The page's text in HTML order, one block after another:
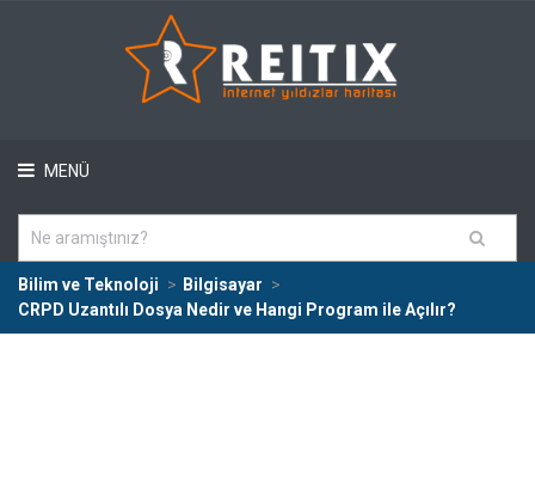
MENÜ
Bilim ve Teknoloji
Bilgisayar
CRPD Uzantılı Dosya Nedir ve Hangi Program ile Açılır?